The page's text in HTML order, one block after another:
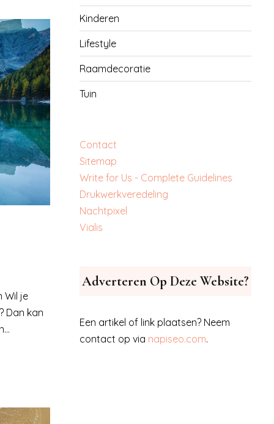
Wil je
Dan kan
Kinderen
Lifestyle
Raamdecoratie
Tuin
Contact
Sitemap
Write for Us - Complete Guidelines
‎Drukwerkveredeling
‎Nachtpixel
‎Vialis
Adverteren Op Deze Website?
Een artikel of link plaatsen? Neem
contact op via napiseo.com.